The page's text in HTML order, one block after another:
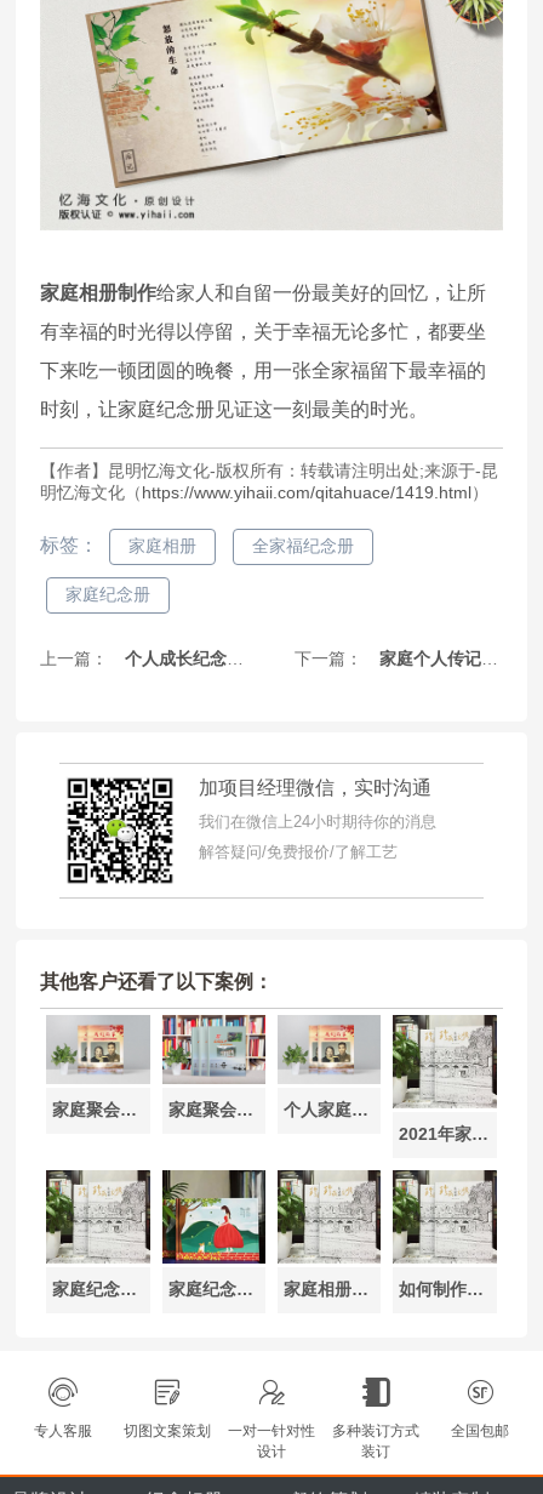
家庭相册制作给家人和自留一份最美好的回忆，让所
有幸福的时光得以停留，关于幸福无论多忙，都要坐
下来吃一顿团圆的晚餐，用一张全家福留下最幸福的
时刻，让家庭纪念册见证这一刻最美的时光。
【作者】昆明忆海文化-版权所有：转载请注明出处;来源于-昆
明忆海文化（https://www.yihaii.com/qitahuace/1419.html）
标签： 家庭相册 全家福纪念册
家庭纪念册
上一篇： 个人成长纪念册制作-18岁成人礼相册定制 下一篇： 家庭个人传记印刷定制-老兵革命回忆录
加项目经理微信，实时沟通
我们在微信上24小时期待你的消息
解答疑问/免费报价/了解工艺
其他客户还看了以下案例：
家庭聚会纪念相册制作-爱与记忆的珍贵收藏 家庭聚会纪念相册定制-全家福相册设计制作
个人家庭相册制作-家庭纪念册设计缅怀亲情
2021年家庭相册制作-春节全家福纪念册定制设计
家庭纪念册制作-完成一本全家福相册设计 家庭纪念册制作-怎么拍摄好看的家庭纪念册照片 家庭相册设计-完成家庭相册制作纪念家庭生活 如何制作家庭相册-纪念册纪念册设计记录幸福时光
专人客服 切图文案策划
一对一针对性
设计
多种装订方式
装订
全国包邮